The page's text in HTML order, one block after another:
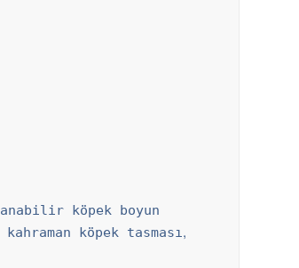
köpek boyun
kahraman köpek tasması,